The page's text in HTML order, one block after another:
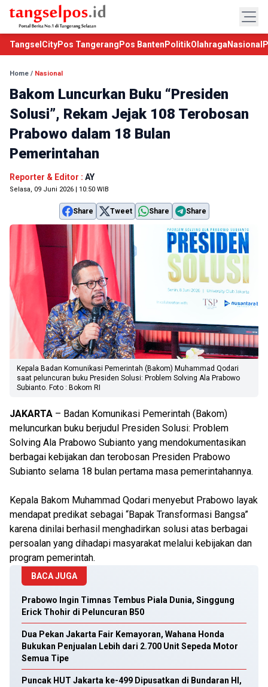
TangselCityPos Tangerang Pos Banten PolitikOlahraga Nasional
Home / Nasional
Bakom Luncurkan Buku “Presiden
Solusi”, Rekam Jejak 108 Terobosan
Prabowo dalam 18 Bulan
Pemerintahan
Reporter & Editor : AY
Selasa, 09 Juni 2026 | 10:50 WIB
Share Tweet Share Share
Kepala Badan Komunikasi Pemerintah (Bakom) Muhammad Qodari
saat peluncuran buku Presiden Solusi: Problem Solving Ala Prabowo
Subianto. Foto : Bokom RI
JAKARTA – Badan Komunikasi Pemerintah (Bakom)
meluncurkan buku berjudul Presiden Solusi: Problem
Solving Ala Prabowo Subianto yang mendokumentasikan
berbagai kebijakan dan terobosan Presiden Prabowo
Subianto selama 18 bulan pertama masa pemerintahannya.
Kepala Bakom Muhammad Qodari menyebut Prabowo layak
mendapat predikat sebagai “Bapak Transformasi Bangsa”
karena dinilai berhasil menghadirkan solusi atas berbagai
persoalan yang dihadapi masyarakat melalui kebijakan dan
program pemerintah.
BACA JUGA
Prabowo Ingin Timnas Tembus Piala Dunia, Singgung
Erick Thohir di Peluncuran B50
Dua Pekan Jakarta Fair Kemayoran, Wahana Honda
Bukukan Penjualan Lebih dari 2.700 Unit Sepeda Motor
Semua Tipe
Puncak HUT Jakarta ke-499 Dipusatkan di Bundaran HI,